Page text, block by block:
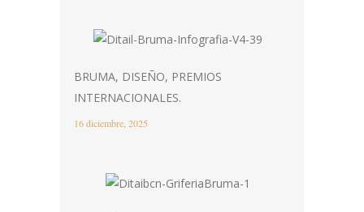
BRUMA, DISEÑO, PREMIOS
INTERNACIONALES.
16 diciembre, 2025